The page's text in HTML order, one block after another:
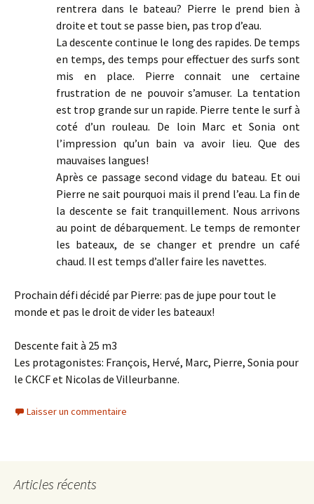
rentrera dans le bateau? Pierre le prend bien à
droite et tout se passe bien, pas trop d’eau.
La descente continue le long des rapides. De temps
en temps, des temps pour effectuer des surfs sont
mis en place. Pierre connait une certaine
frustration de ne pouvoir s’amuser. La tentation
est trop grande sur un rapide. Pierre tente le surf à
coté d’un rouleau. De loin Marc et Sonia ont
l’impression qu’un bain va avoir lieu. Que des
mauvaises langues!
Après ce passage second vidage du bateau. Et oui
Pierre ne sait pourquoi mais il prend l’eau. La fin de
la descente se fait tranquillement. Nous arrivons
au point de débarquement. Le temps de remonter
les bateaux, de se changer et prendre un café
chaud. Il est temps d’aller faire les navettes.
Prochain défi décidé par Pierre: pas de jupe pour tout le
monde et pas le droit de vider les bateaux!
Descente fait à 25 m3
Les protagonistes: François, Hervé, Marc, Pierre, Sonia pour
le CKCF et Nicolas de Villeurbanne.
Laisser un commentaire
Articles récents